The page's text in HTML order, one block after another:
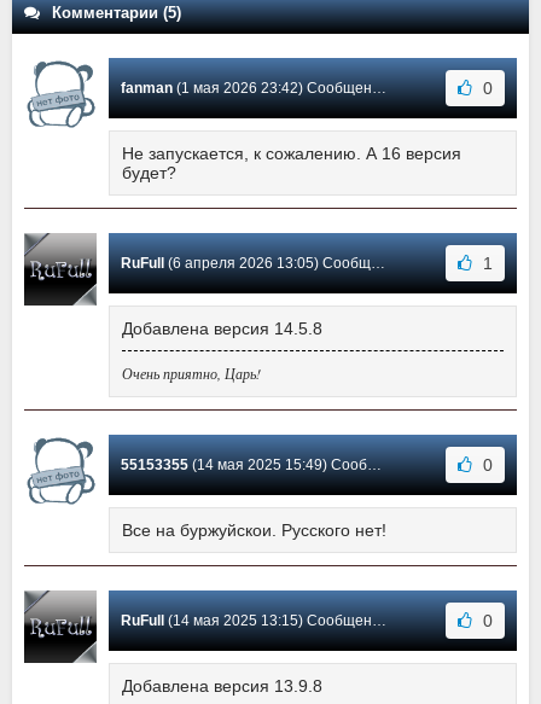
Комментарии (5)
fanman(1 мая 2026 23:42) Сообщение #5 0
Не запускается, к сожалению. А 16 версия
будет?
RuFull(6 апреля 2026 13:05) Сообщение #4 1
Добавлена версия 14.5.8
Очень приятно, Царь!
55153355(14 мая 2025 15:49) Сообщение #3 0
Все на буржуйскои. Русского нет!
RuFull(14 мая 2025 13:15) Сообщение #2 0
Добавлена версия 13.9.8